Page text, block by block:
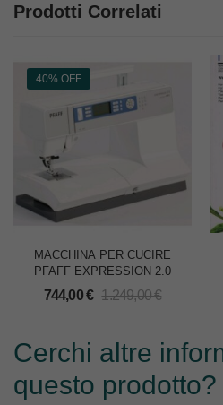
Prodotti Correlati
40% OFF
MACCHINA PER CUCIRE
PFAFF EXPRESSION 2.0
744,00€ 1.249,00€
Cerchi altre
questo